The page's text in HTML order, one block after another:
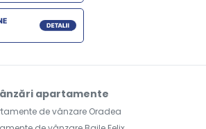
apartamente
de vânzare Oradea